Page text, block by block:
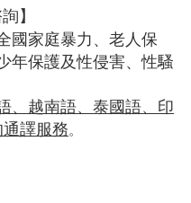
】
國家庭暴力、老人保
年保護及性侵害、性騷
、越南語、泰國語、印
譯服務。